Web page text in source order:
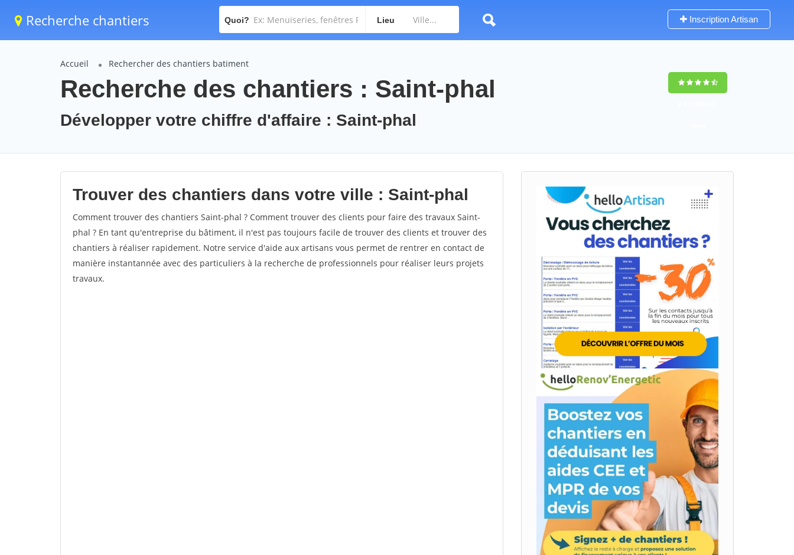
Recherche chantiers Quoi? Lieu Inscription Artisan
Accueil Rechercher des chantiers batiment
Recherche des chantiers : Saint-phal
Développer votre chiffre d'affaire : Saint-phal
Trouver des chantiers dans votre ville : Saint-phal
Comment trouver des chantiers Saint-phal ? Comment trouver des clients pour faire des travaux Saint-
phal ? En tant qu'entreprise du bâtiment, il n'est pas toujours facile de trouver des clients et trouver des
chantiers à réaliser rapidement. Notre service d'aide aux artisans vous permet de rentrer en contact de
manière instantannée avec des particuliers à la recherche de professionnels pour réaliser leurs projets
travaux.